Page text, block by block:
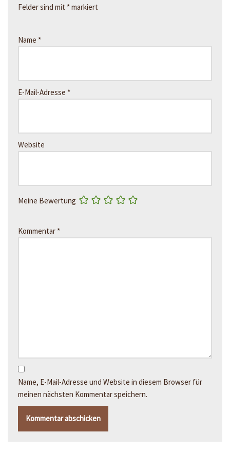
Felder sind mit *markiert
Name *
E-Mail-Adresse *
Website
Meine Bewertung
Kommentar *
Name, E-Mail-Adresse und Website in diesem Browser für
meinen nächsten Kommentar speichern.